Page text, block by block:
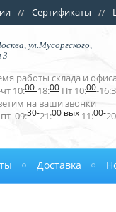
Сертификаты
ул.Мусоргского,
3
работы склада и
10:00-18:00 Пт 10:00-
на ваши звонки
09:30-21:00 вых 11:00-
Доставка